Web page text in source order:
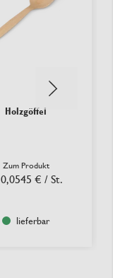
Holzgöffel
Zum Produkt
0,0545 € / St.
lieferbar